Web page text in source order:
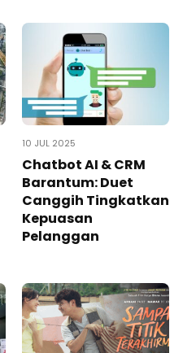
10 JUL 2025
Chatbot AI & CRM
Barantum: Duet
Canggih Tingkatkan
Kepuasan
Pelanggan